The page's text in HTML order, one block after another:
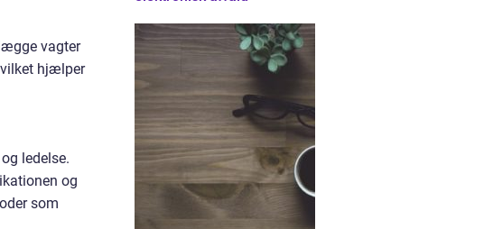
vagter
hjælper
ledelse.
og
som